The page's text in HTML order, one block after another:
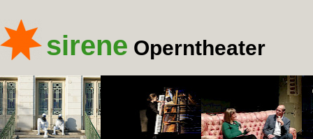
sirene Operntheater